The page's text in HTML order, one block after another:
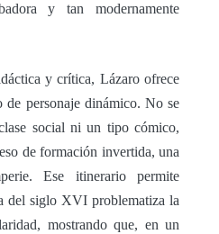
y tan modernamente
y crítica, Lázaro ofrece
de personaje dinámico. No se
social ni un tipo cómico,
de formación invertida, una
Ese itinerario permite
del siglo XVI problematiza la
mostrando que, en un